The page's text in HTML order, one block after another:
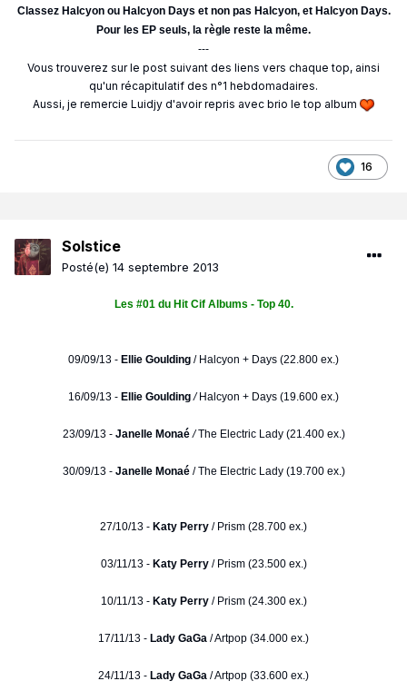
Classez Halcyon ou Halcyon Days et non pas Halcyon, et Halcyon Days.
Pour les EP seuls, la règle reste la même.
---
Vous trouverez sur le post suivant des liens vers chaque top, ainsi
qu'un récapitulatif des n°1 hebdomadaires.
Aussi, je remercie Luidjy d'avoir repris avec brio le top album
16
Solstice
Posté(e) 14 septembre 2013
Les #01 du Hit Cif Albums - Top 40.
09/09/13 - Ellie Goulding / Halcyon + Days (22.800 ex.)
16/09/13 - Ellie Goulding /Halcyon + Days (19.600 ex.)
23/09/13 - Janelle Monaé /The Electric Lady (21.400 ex.)
30/09/13 - Janelle Monaé/ The Electric Lady (19.700 ex.)
27/10/13 - Katy Perry / Prism (28.700 ex.)
03/11/13 - Katy Perry/ Prism (23.500 ex.)
10/11/13 - Katy Perry/ Prism (24.300 ex.)
17/11/13 - Lady GaGa / Artpop (34.000 ex.)
24/11/13 - Lady GaGa / Artpop (33.600 ex.)